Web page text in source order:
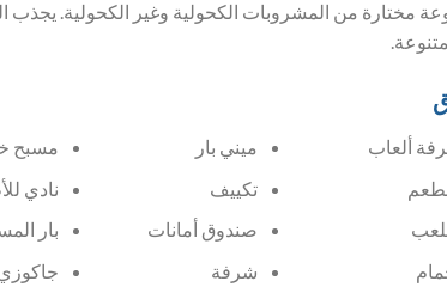
مختارة من المشروبات الكحولية وغير الكحولية. يجذب
ألعاب
ميني بار
تكييف
صندوق أمانات
شرفة
مسبح
نادي
بار